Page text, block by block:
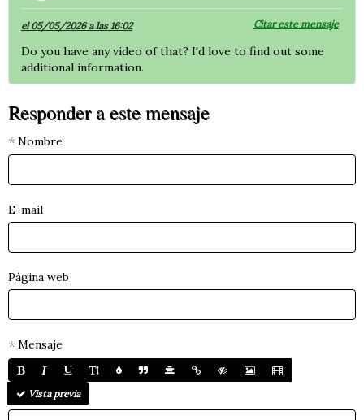
el 05/05/2026 a las 16:02 Citar este mensaje
Do you have any video of that? I'd love to find out some
additional information.
Responder a este mensaje
Nombre
E-mail
Página web
Mensaje
Vista previa